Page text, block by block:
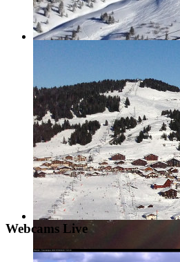
Webcams Live